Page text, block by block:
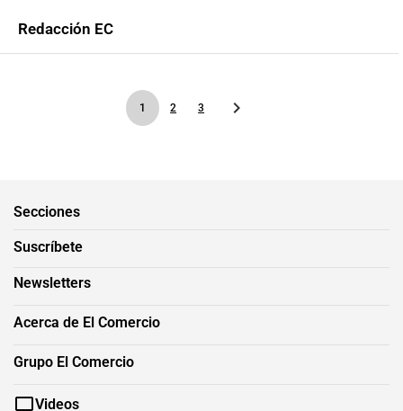
Redacción EC
1 2 3
Secciones
Suscríbete
Newsletters
Acerca de El Comercio
Grupo El Comercio
Videos